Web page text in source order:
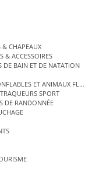
& CHAPEAUX
& ACCESSOIRES
DE BAIN ET DE NATATION
ET ANIMAUX
SPORT
DE RANDONNÉE